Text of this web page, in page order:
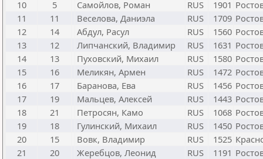
10
5 Самойлов, Роман RUS 1901
11
11 Веселова, Даниэла RUS 1709
12
14 Абдул, Расул RUS 1560
13
12 Липчанский, Владимир RUS 1631
14
13 Пуховский, Михаил RUS 1580
15
16 Меликян, Армен RUS 1472
16
17 Баранова, Ева RUS 1456
17
19 Мальцев, Алексей RUS 1443
18
21 Петросян, Камо RUS 1068
19
18 Гулинский, Михаил RUS 1450
20
15 Вовк, Владимир RUS 1525
21
20 Жеребцов, Леонид RUS 1191